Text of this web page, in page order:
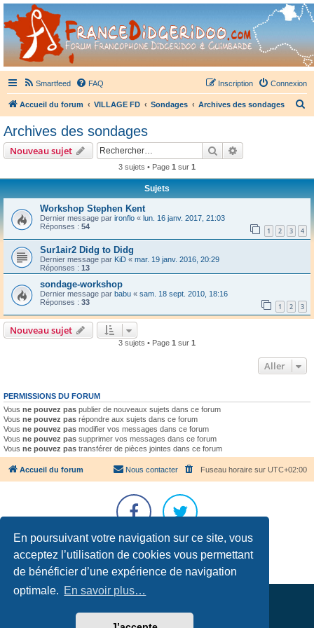
En poursuivant votre navigation sur ce site, vous
acceptez l’utilisation de cookies vous permettant
de bénéficier d’une expérience de navigation
optimale. En savoir plus…
France Didgeridoo
Didgeridoo et Guimbarde sur France Didgeridoo - retrouvez la communauté.
Smartfeed FAQ Connexion
Inscription
Accueil du forum VILLAGE FD Sondages Archives des sondages
e
Archives des sondages
Nouveau sujet Rechercher
3 sujets • Page 1 sur 1
Sujets
Workshop Stephen Kent
Dernier message par ironflo « lun. 16 janv. 2017, 21:03
Réponses : 54 1 2 3 4
Sur1air2 Didg to Didg
Dernier message par KiD « mar. 19 janv. 2016, 20:29
Réponses : 13
sondage-workshop
Dernier message par babu « sam. 18 sept. 2010, 18:16
Réponses : 33 1 2 3
Nouveau sujet
3 sujets • Page 1 sur 1
Aller
PERMISSIONS DU FORUM
Vous ne pouvez pas publier de nouveaux sujets dans ce forum
Vous ne pouvez pas répondre aux sujets dans ce forum
Vous ne pouvez pas modifier vos messages dans ce forum
Vous ne pouvez pas supprimer vos messages dans ce forum
Vous ne pouvez pas transférer de pièces jointes dans ce forum
Accueil du forum Fuseau horaire sur UTC+02:00
Nous contacter
® Forum Software © phpBB Limited
Traduction française officielle© Qiaeru
Confidentialité|Conditions